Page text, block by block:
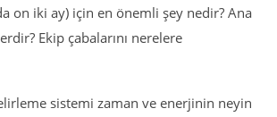
on iki ay) için en önemli şey nedir? Ana
Ekip çabalarını nerelere
sistemi zaman ve enerjinin neyin